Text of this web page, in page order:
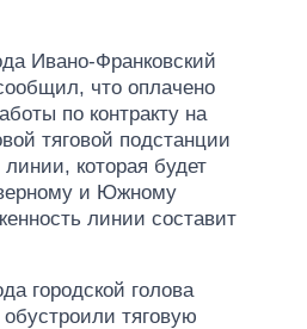
Ивано-Франковский
что оплачено
по контракту на
тяговой подстанции
которая будет
и Южному
линии составит
городской голова
тяговую